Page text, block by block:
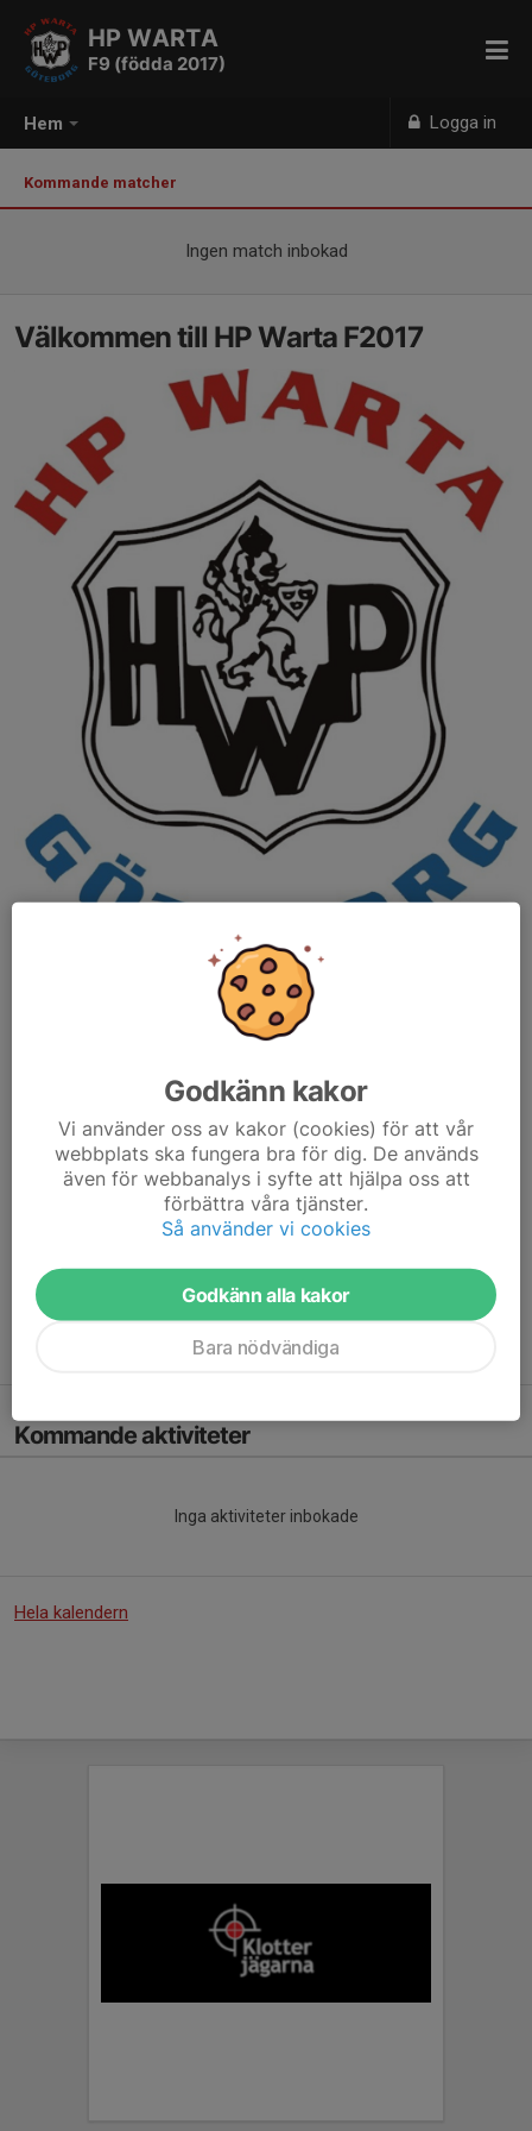
Hem Logga in
HP WARTA
F9 (födda 2017)
Kommande matcher
Ingen match inbokad
Välkommen till HP Warta F2017
Om du har en tjej född 2017 som är sugen på att testa handboll
får du gärna fylla i formuläret viadenna länk
Vi söker också ledare till gruppen, hör av dig till
ungdom@hpwarta.se om du är intresserad.
Träningstider säsongen 2025/26 är:
Måndagar 17:15 - 18:30 Ryaskolan ihop med Biskop
Lördagar 12:00 - 13:00 Toleredsskolan
Kommande aktiviteter
Inga aktiviteter inbokade
Hela kalendern
Godkänn kakor
Vi använder oss av kakor (cookies) för att vår
webbplats ska fungera bra för dig. De används
även för webbanalys i syfte att hjälpa oss att
förbättra våra tjänster.
Så använder vi cookies
Godkänn alla kakor
Bara nödvändiga